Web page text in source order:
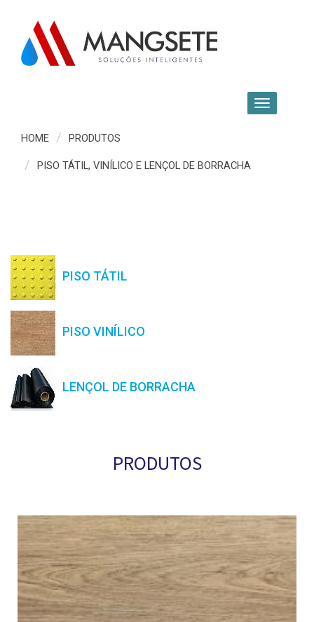
HOME PRODUTOS
PISO TÁTIL, VINÍLICO E LENÇOL DE BORRACHA
PISO TÁTIL
PISO VINÍLICO
LENÇOL DE BORRACHA
PRODUTOS